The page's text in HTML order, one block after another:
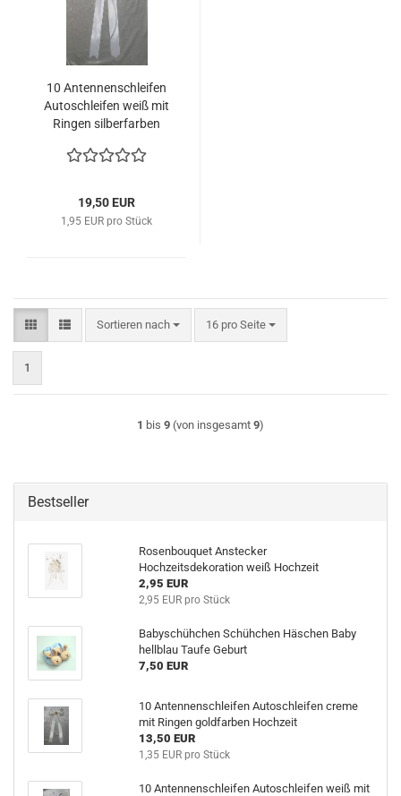
10 Antennenschleifen
Autoschleifen weiß mit
Ringen silberfarben
19,50 EUR
1,95 EUR pro Stück
Sortieren nach
Sortieren nach 16 pro Seite
pro Seite
1
1 bis 9 (von insgesamt 9)
Bestseller
Rosenbouquet Anstecker
Hochzeitsdekoration weiß Hochzeit
2,95 EUR
2,95 EUR pro Stück
Babyschühchen Schühchen Häschen Baby
hellblau Taufe Geburt
7,50 EUR
10 Antennenschleifen Autoschleifen creme
mit Ringen goldfarben Hochzeit
13,50 EUR
1,35 EUR pro Stück
10 Antennenschleifen Autoschleifen weiß mit